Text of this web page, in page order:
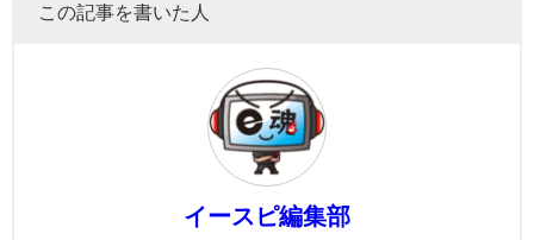
この記事を書いた人
イースピ編集部